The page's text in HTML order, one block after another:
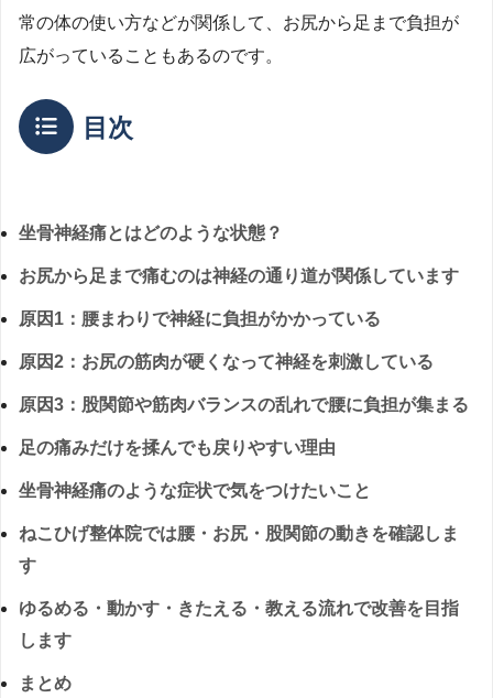
常の体の使い方などが関係して、お尻から足まで負担が
広がっていることもあるのです。
目次
坐骨神経痛とはどのような状態？
お尻から足まで痛むのは神経の通り道が関係しています
原因1：腰まわりで神経に負担がかかっている
原因2：お尻の筋肉が硬くなって神経を刺激している
原因3：股関節や筋肉バランスの乱れで腰に負担が集まる
足の痛みだけを揉んでも戻りやすい理由
坐骨神経痛のような症状で気をつけたいこと
ねこひげ整体院では腰・お尻・股関節の動きを確認しま
す
ゆるめる・動かす・きたえる・教える流れで改善を目指
します
まとめ